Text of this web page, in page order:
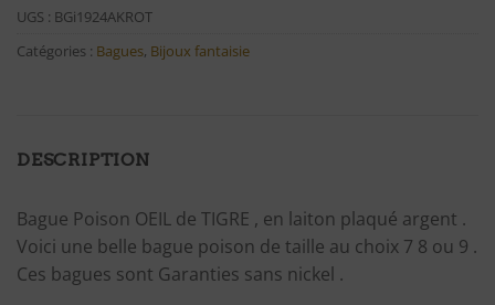
UGS : BGi1924AKROT
Catégories : Bagues, Bijoux fantaisie
DESCRIPTION
Bague Poison OEIL de TIGRE , en laiton plaqué argent .
Voici une belle bague poison de taille au choix 7 8 ou 9 .
Ces bagues sont Garanties sans nickel .